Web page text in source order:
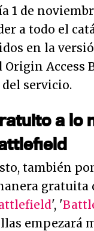
1 de
a todo el
en la
Access
del servicio.
a lo
también
gratuita
', '
empezará